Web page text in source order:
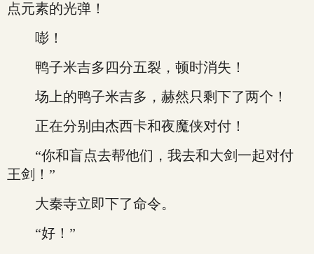
点元素的光弹！
嘭！
鸭子米吉多四分五裂，顿时消失！
场上的鸭子米吉多，赫然只剩下了两个！
正在分别由杰西卡和夜魔侠对付！
“你和盲点去帮他们，我去和大剑一起对付
王剑！”
大秦寺立即下了命令。
“好！”